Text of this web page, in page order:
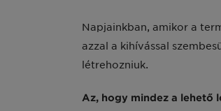
Napjainkban, amikor a
azzal a kihívással
létrehozniuk.
Az, hogy mindez a lehető